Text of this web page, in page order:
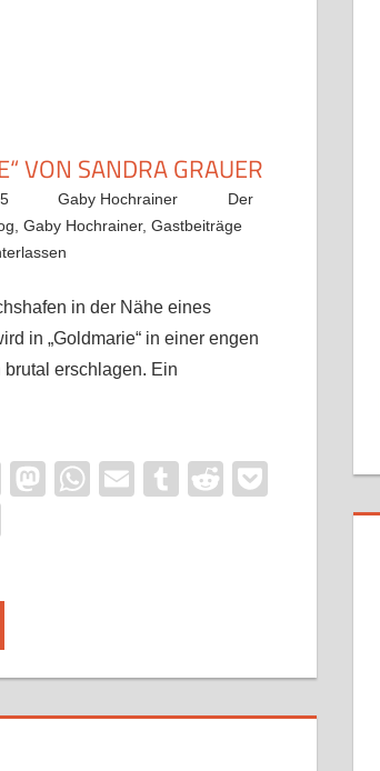
VON SANDRA GRAUER
Gaby Hochrainer
Der
Gaby Hochrainer, Gastbeiträge
in der Nähe eines
in „Goldmarie“ in einer engen
erschlagen. Ein
Pinterest
Mastodon
WhatsApp
EmailTumblrRedditPocket